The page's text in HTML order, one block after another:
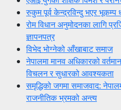
रुकुम पूर्व केन्द्रविन्दु भएर भूकम्प
रोम विधान अनुमोदनका लागि
ज्ञापनपत्र
विभेद भोग्नेको आँखाबाट समाज
नेपालमा मानव अधिकारको
विचलन र सुधारको आवश्यकता
समृद्धिको जगमा समाजवाद:
राजनीतिक भ्रमको अन्त्य